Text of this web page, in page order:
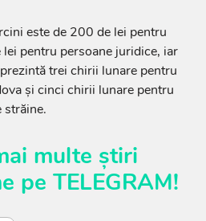
este de 200 de lei pentru
pentru persoane juridice, iar
trei chirii lunare pentru
și cinci chirii lunare pentru
străine.
multe știri
pe TELEGRAM!